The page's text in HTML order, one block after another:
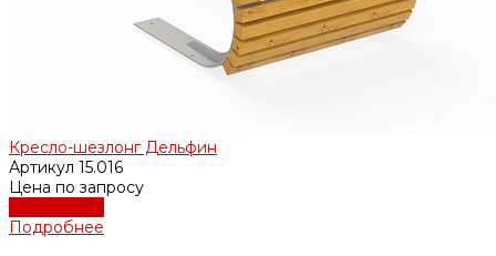
Кресло-шезлонг Дельфин
Артикул 15.016
Цена по запросу
Подробнее